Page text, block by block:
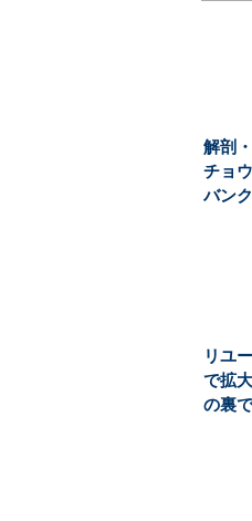
解剖
チョ
バン
リユ
で拡
の裏